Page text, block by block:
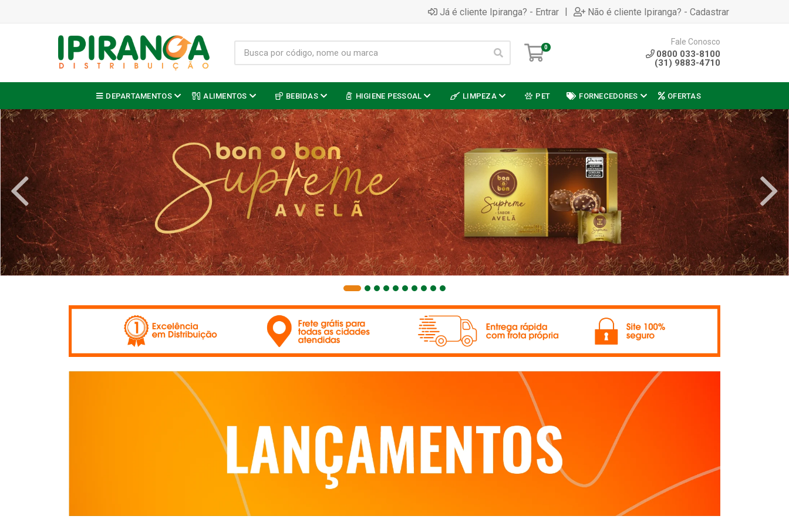
Já é cliente Ipiranga? - Entrar | Não é cliente Ipiranga? - Cadastrar
0
Fale Conosco
0800 033-8100
(31) 9883-4710
DEPARTAMENTOS ALIMENTOS BEBIDAS HIGIENE PESSOAL LIMPEZA PET FORNECEDORES OFERTAS